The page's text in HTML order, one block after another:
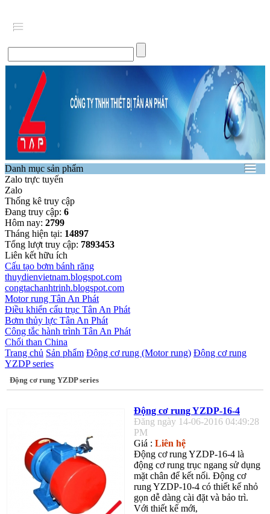
Danh mục sản phẩm
Zalo trực tuyến
Zalo
Thống kê truy cập
Đang truy cập: 6
Hôm nay: 2799
Tháng hiện tại: 14897
Tổng lượt truy cập: 7893453
Liên kết hữu ích
Cấu tạo bơm bánh răng
thuydienvietnam.blogspot.com
congtachanhtrinh.blogspot.com
Motor rung Tân An Phát
Điều khiển cẩu trục Tân An Phát
Bơm thủy lực Tân An Phát
Công tắc hành trình Tân An Phát
Chổi than China
Trang chủ Sản phẩm Động cơ rung (Motor rung) Động cơ rung
YZDP series
Động cơ rung YZDP series
Động cơ rung YZDP-16-4
Đăng ngày 14-06-2016 04:49:28
PM
Giá : Liên hệ
Động cơ rung YZDP-16-4 là
động cơ rung trục ngang sử dụng
mặt chân để kết nối. Động cơ
rung YZDP-10-4 có thiết kế nhỏ
gọn dễ dàng cài đặt và bảo trì.
Với thiết kế mới,